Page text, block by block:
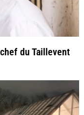
du Taillevent